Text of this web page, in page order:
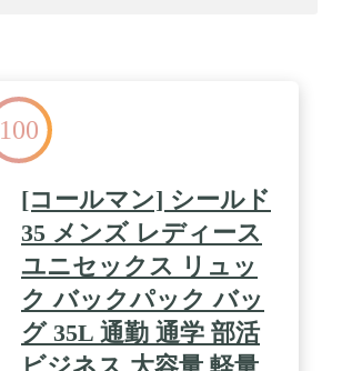
100
[コールマン] シールド
35 メンズ レディース
ユニセックス リュッ
ク バックパック バッ
グ 35L 通勤 通学 部活